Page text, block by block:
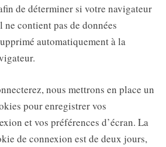
de déterminer si votre navigateur
contient pas de données
automatiquement à la
nous mettrons en place un
pour enregistrer vos
et vos préférences d’écran. La
de connexion est de deux jours,